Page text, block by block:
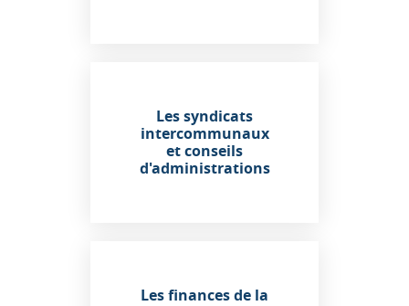
Les syndicats
intercommunaux
et conseils
d'administrations
Les finances de la